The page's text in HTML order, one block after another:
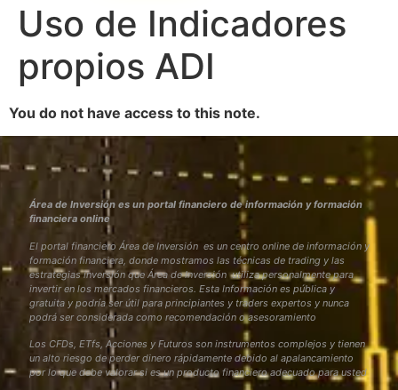
Uso de Indicadores
propios ADI
You do not have access to this note.
Área de Inversión es un portal financiero de información y formación
financiera online
El portal financiero Área de Inversión es un centro online de información y
formación financiera, donde mostramos las técnicas de trading y las
estrategias inversión que Área de Inversión utiliza personalmente para
invertir en los mercados financieros. Esta Información es pública y
gratuita y podría ser útil para principiantes y traders expertos y nunca
podrá ser considerada como recomendación o asesoramiento
Los CFDs, ETfs, Acciones y Futuros son instrumentos complejos y tienen
un alto riesgo de perder dinero rápidamente debido al apalancamiento
por lo que debe valorar si es un producto financiero adecuado para usted